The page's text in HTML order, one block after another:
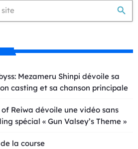
search
Mezameru Shinpi dévoile sa
casting et sa chanson principale
of Reiwa dévoile une vidéo sans
spécial « Gun Valsey’s Theme »
la course